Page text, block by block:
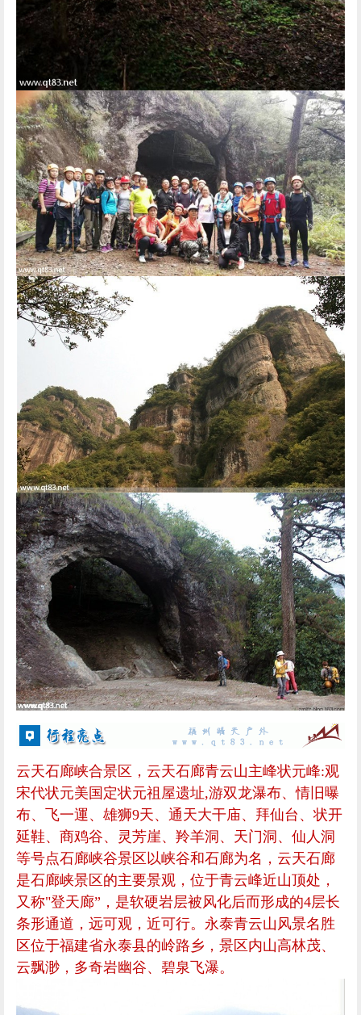
云天石廊峡合景区，云天石廊青云山主峰状元峰:观
宋代状元美国定状元祖屋遗址,游双龙瀑布、情旧曝
布、飞一運、雄狮9天、通天大干庙、拜仙台、状开
延鞋、商鸡谷、灵芳崖、羚羊洞、天门洞、仙人洞
等号点石廊峡谷景区以峡谷和石廊为名，云天石廊
是石廊峡景区的主要景观，位于青云峰近山顶处，
又称"登天廊”，是软硬岩层被风化后而形成的4层长
条形通道，远可观，近可行。永泰青云山风景名胜
区位于福建省永泰县的岭路乡，景区内山高林茂、
云飘渺，多奇岩幽谷、碧泉飞瀑。